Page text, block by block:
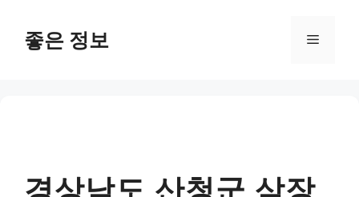
좋은 정보 메
경상남도 산청군 삼장